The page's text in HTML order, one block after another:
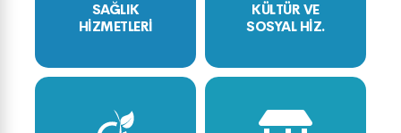
SAĞLIK
HİZMETLERİ
KÜLTÜR VE
SOSYAL HİZ.